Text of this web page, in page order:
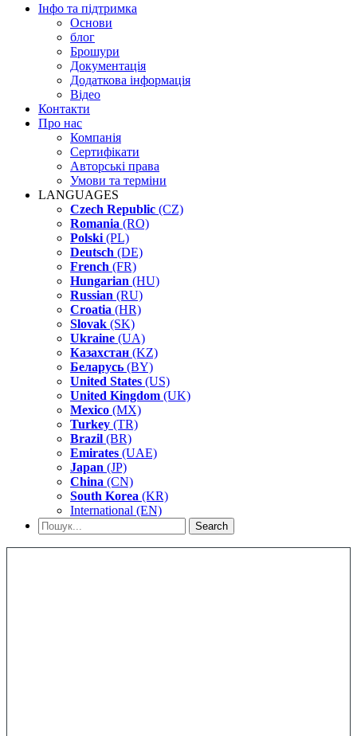
Інфо та підтримка
Основи
блог
Брошури
Документація
Додаткова інформація
Відео
Контакти
Про нас
Компанія
Сертифікати
Авторські права
Умови та терміни
LANGUAGES
Czech Republic (CZ)
Romania (RO)
Polski (PL)
Deutsch (DE)
French (FR)
Hungarian (HU)
Russian (RU)
Croatia (HR)
Slovak (SK)
Ukraine (UA)
Казахстан (KZ)
Беларусь (BY)
United States (US)
United Kingdom (UK)
Mexico (MX)
Turkey (TR)
Brazil (BR)
Emirates (UAE)
Japan (JP)
China (CN)
South Korea (KR)
International (EN)